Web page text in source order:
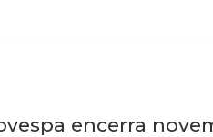
encerra